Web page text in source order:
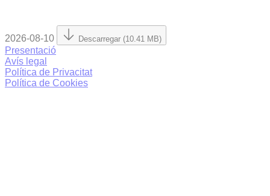
2026-08-10 Descarregar (10.41 MB)
Presentació
Avís legal
Política de Privacitat
Política de Cookies